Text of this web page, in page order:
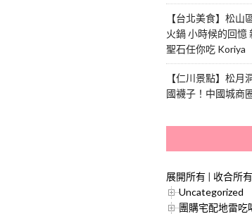
【台北美食】松
火鍋 小時候的回憶
聖石任你吃 Koriya
【仁川景點】松月
國襪子！中國城商
展開所有 | 收合所有
Uncategorized
團購宅配地雷吃